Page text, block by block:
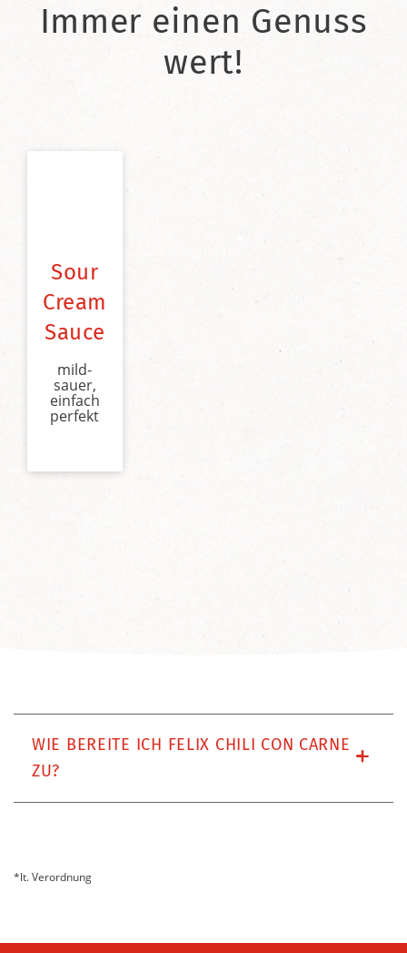
Immer einen Genuss
wert!
Sour
Cream
Sauce
mild-
sauer,
einfach
perfekt
WIE BEREITE ICH FELIX CHILI CON CARNE
ZU?
*lt. Verordnung